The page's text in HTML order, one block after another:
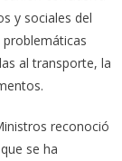
y sociales del
al transporte, la
reconoció
se ha